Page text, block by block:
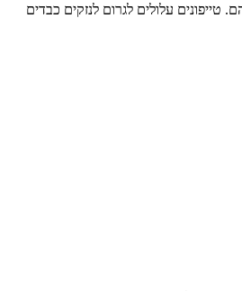
עלולים לגרום לנזקים כבדים